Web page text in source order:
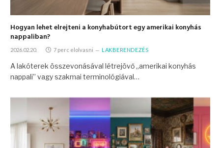
Hogyan lehet elrejteni a konyhabútort egy amerikai konyhás
nappaliban?
2026.02.20. 7 perc elolvasni LAKBERENDEZÉS
A lakóterek összevonásával létrejövő „amerikai konyhás
nappali” vagy szakmai terminológiával…